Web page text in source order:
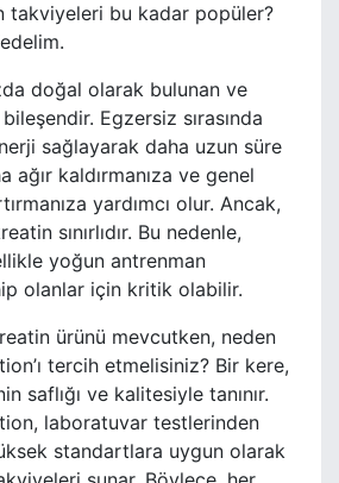
takviyeleri bu kadar popüler?
doğal olarak bulunan ve
Egzersiz sırasında
sağlayarak daha uzun süre
ağır kaldırmanıza ve genel
yardımcı olur. Ancak,
sınırlıdır. Bu nedenle,
yoğun antrenman
olanlar için kritik olabilir.
ürünü mevcutken, neden
tercih etmelisiniz? Bir kere,
saflığı ve kalitesiyle tanınır.
laboratuvar testlerinden
standartlara uygun olarak